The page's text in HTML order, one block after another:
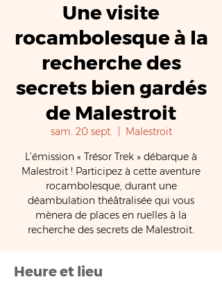
Une visite
rocambolesque à la
recherche des
secrets bien gardés
de Malestroit
sam. 20 sept.
Malestroit
L’émission « Trésor Trek » débarque à
Malestroit ! Participez à cette aventure
rocambolesque, durant une
déambulation théâtralisée qui vous
mènera de places en ruelles à la
recherche des secrets de Malestroit.
Heure et lieu